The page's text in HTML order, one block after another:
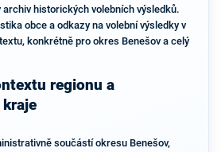
archiv historických volebních výsledků.
obce a odkazy na volební výsledky v
konkrétně pro okres Benešov a celý
regionu a
součástí okresu Benešov,